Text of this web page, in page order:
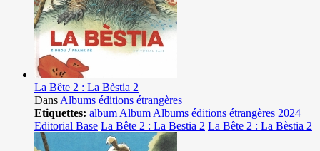
La Bête 2 : La Bèstia 2
Dans Albums éditions étrangères
Etiquettes: album Album Albums éditions étrangères 2024
Editorial Base La Bête 2 : La Bestia 2 La Bête 2 : La Bèstia 2